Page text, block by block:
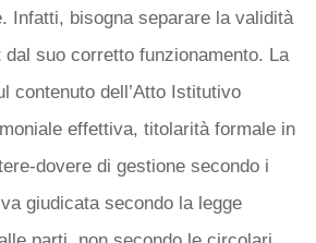
Infatti, bisogna separare la validità
suo corretto funzionamento. La
contenuto dell’Atto Istitutivo
effettiva, titolarità formale in
dovere di gestione secondo i
giudicata secondo la legge